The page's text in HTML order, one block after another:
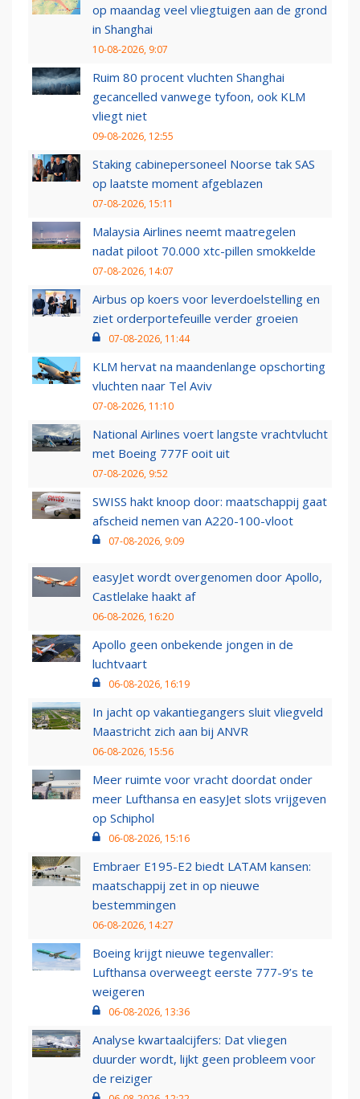
op maandag veel vliegtuigen aan de grond
in Shanghai
10-08-2026, 9:07
Ruim 80 procent vluchten Shanghai
gecancelled vanwege tyfoon, ook KLM
vliegt niet
09-08-2026, 12:55
Staking cabinepersoneel Noorse tak SAS
op laatste moment afgeblazen
07-08-2026, 15:11
Malaysia Airlines neemt maatregelen
nadat piloot 70.000 xtc-pillen smokkelde
07-08-2026, 14:07
Airbus op koers voor leverdoelstelling en
ziet orderportefeuille verder groeien
07-08-2026, 11:44
KLM hervat na maandenlange opschorting
vluchten naar Tel Aviv
07-08-2026, 11:10
National Airlines voert langste vrachtvlucht
met Boeing 777F ooit uit
07-08-2026, 9:52
SWISS hakt knoop door: maatschappij gaat
afscheid nemen van A220-100-vloot
07-08-2026, 9:09
easyJet wordt overgenomen door Apollo,
Castlelake haakt af
06-08-2026, 16:20
Apollo geen onbekende jongen in de
luchtvaart
06-08-2026, 16:19
In jacht op vakantiegangers sluit vliegveld
Maastricht zich aan bij ANVR
06-08-2026, 15:56
Meer ruimte voor vracht doordat onder
meer Lufthansa en easyJet slots vrijgeven
op Schiphol
06-08-2026, 15:16
Embraer E195-E2 biedt LATAM kansen:
maatschappij zet in op nieuwe
bestemmingen
06-08-2026, 14:27
Boeing krijgt nieuwe tegenvaller:
Lufthansa overweegt eerste 777-9’s te
weigeren
06-08-2026, 13:36
Analyse kwartaalcijfers: Dat vliegen
duurder wordt, lijkt geen probleem voor
de reiziger